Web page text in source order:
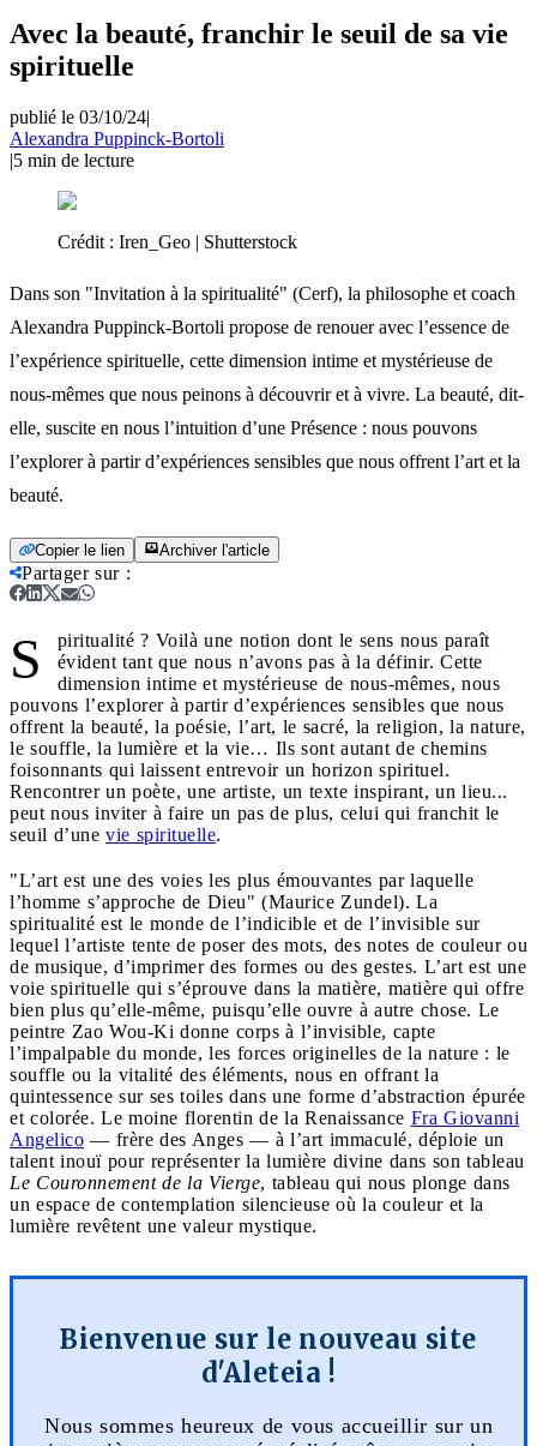
Avec la beauté, franchir le seuil de sa vie
spirituelle
publié le 03/10/24|
Alexandra Puppinck-Bortoli
|5 min de lecture
Crédit : Iren_Geo | Shutterstock
Dans son "Invitation à la spiritualité" (Cerf), la philosophe et coach
Alexandra Puppinck-Bortoli propose de renouer avec l’essence de
l’expérience spirituelle, cette dimension intime et mystérieuse de
nous-mêmes que nous peinons à découvrir et à vivre. La beauté, dit-
elle, suscite en nous l’intuition d’une Présence : nous pouvons
l’explorer à partir d’expériences sensibles que nous offrent l’art et la
beauté.
Copier le lien Archiver l'article
Partager sur:
S
piritualité ? Voilà une notion dont le sens nous paraît
évident tant que nous n’avons pas à la définir. Cette
dimension intime et mystérieuse de nous-mêmes, nous
pouvons l’explorer à partir d’expériences sensibles que nous
offrent la beauté, la poésie, l’art, le sacré, la religion, la nature,
le souffle, la lumière et la vie… Ils sont autant de chemins
foisonnants qui laissent entrevoir un horizon spirituel.
Rencontrer un poète, une artiste, un texte inspirant, un lieu...
peut nous inviter à faire un pas de plus, celui qui franchit le
seuil d’une vie spirituelle.
"L’art est une des voies les plus émouvantes par laquelle
l’homme s’approche de Dieu" (Maurice Zundel). La
spiritualité est le monde de l’indicible et de l’invisible sur
lequel l’artiste tente de poser des mots, des notes de couleur ou
de musique, d’imprimer des formes ou des gestes. L’art est une
voie spirituelle qui s’éprouve dans la matière, matière qui offre
bien plus qu’elle-même, puisqu’elle ouvre à autre chose. Le
peintre Zao Wou‐Ki donne corps à l’invisible, capte
l’impalpable du monde, les forces originelles de la nature : le
souffle ou la vitalité des éléments, nous en offrant la
quintessence sur ses toiles dans une forme d’abstraction épurée
et colorée. Le moine florentin de la Renaissance Fra Giovanni
Angelico — frère des Anges — à l’art immaculé, déploie un
talent inouï pour représenter la lumière divine dans son tableau
Le Couronnement de la Vierge, tableau qui nous plonge dans
un espace de contemplation silencieuse où la couleur et la
lumière revêtent une valeur mystique.
Bienvenue sur le nouveau site
d'Aleteia !
Nous sommes heureux de vous accueillir sur un